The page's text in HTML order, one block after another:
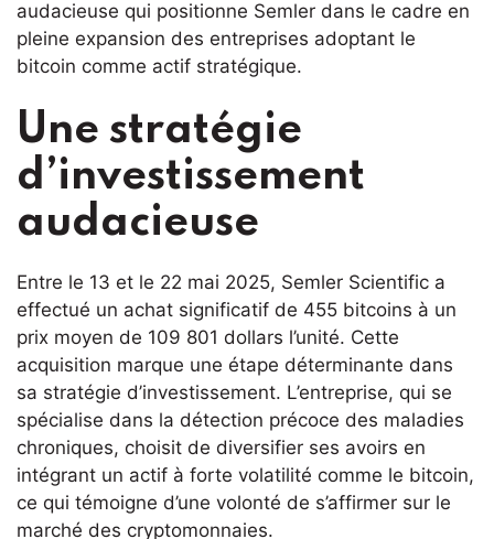
audacieuse qui positionne Semler dans le cadre en
pleine expansion des entreprises adoptant le
bitcoin comme actif stratégique.
Une stratégie
d’investissement
audacieuse
Entre le 13 et le 22 mai 2025, Semler Scientific a
effectué un achat significatif de 455 bitcoins à un
prix moyen de 109 801 dollars l’unité. Cette
acquisition marque une étape déterminante dans
sa stratégie d’investissement. L’entreprise, qui se
spécialise dans la détection précoce des maladies
chroniques, choisit de diversifier ses avoirs en
intégrant un actif à forte volatilité comme le bitcoin,
ce qui témoigne d’une volonté de s’affirmer sur le
marché des cryptomonnaies.